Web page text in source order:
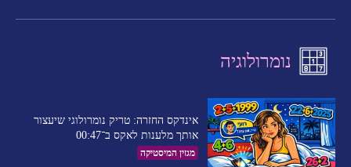
נומרולוגיה
אינדקס החזרה: טריק נומרולוגי שיעצור
אותך מלענות לאקס ב־00:47
מגזין המיסטיקה